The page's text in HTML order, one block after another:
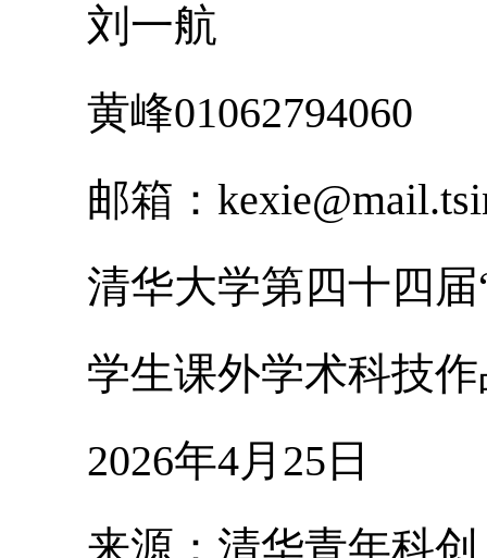
刘一航
黄峰01062794060
邮箱：
清华大学第四十四届
学生课外学术科技作
2026年4月25日
来源：清华青年科创